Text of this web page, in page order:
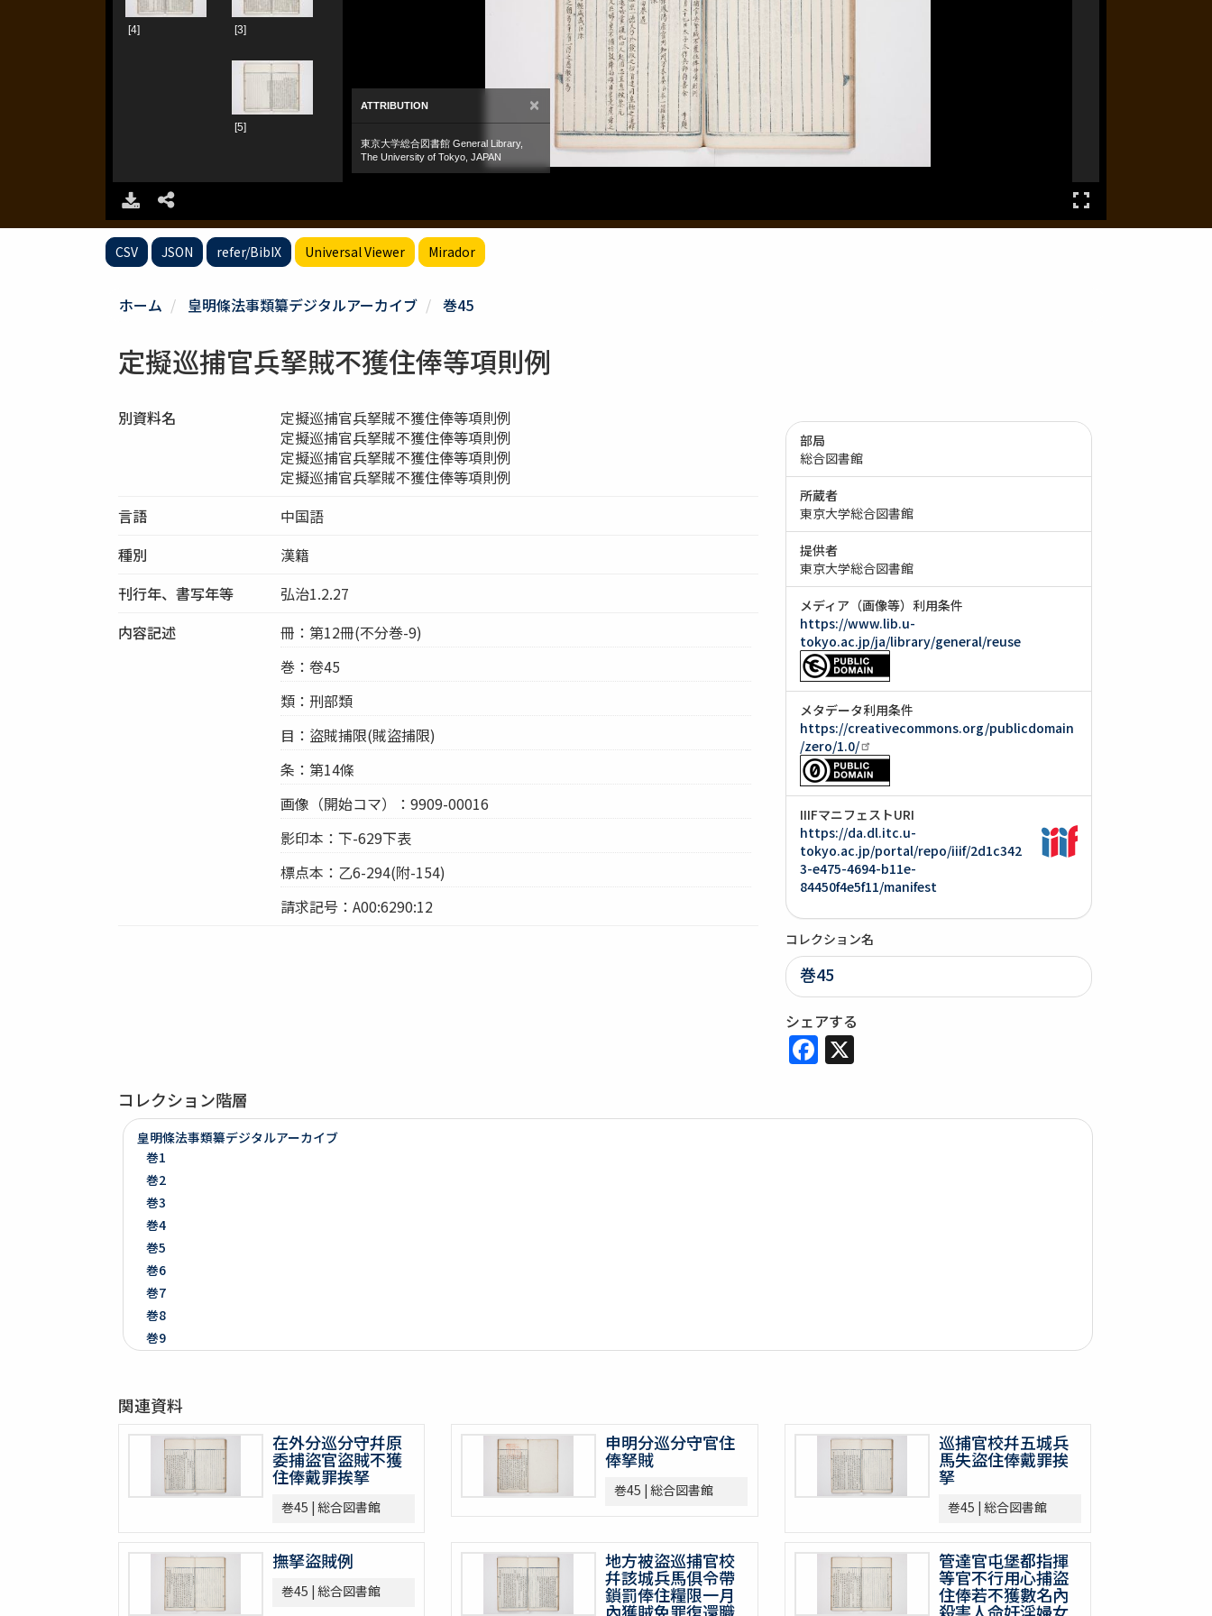
CSV JSON refer/BibIX Universal Viewer Mirador
ホーム 皇明條法事類纂デジタルアーカイブ 巻45
定擬巡捕官兵拏賊不獲住俸等項則例
別資料名
定擬巡捕官兵拏賊不獲住俸等項則例
定擬巡捕官兵拏賊不獲住俸等項則例
定擬巡捕官兵拏賊不獲住俸等項則例
定擬巡捕官兵拏賊不獲住俸等項則例
言語
中国語
種別
漢籍
刊行年、書写年等
弘治1.2.27
内容記述
冊：第12冊(不分巻-9)
巻：卷45
類：刑部類
目：盜賊捕限(賊盜捕限)
条：第14條
画像（開始コマ）：9909-00016
影印本：下-629下表
標点本：乙6-294(附-154)
請求記号：A00:6290:12
部局
総合図書館
所蔵者
東京大学総合図書館
提供者
東京大学総合図書館
メディア（画像等）利用条件
https://www.lib.u-
tokyo.ac.jp/ja/library/general/reuse
メタデータ利用条件
https://creativecommons.org/publicdomain
/zero/1.0/
IIIFマニフェストURI
https://da.dl.itc.u-
tokyo.ac.jp/portal/repo/iiif/2d1c342
3-e475-4694-b11e-
84450f4e5f11/manifest
コレクション名
巻45
シェアする
Facebook
X
コレクション階層
皇明條法事類纂デジタルアーカイブ
巻1
巻2
巻3
巻4
巻5
巻6
巻7
巻8
巻9
巻12
巻13
巻14
巻15
巻16
巻18
巻19
巻20
巻21
関連資料
在外分巡分守幷原
委捕盜官盜賊不獲
住俸戴罪挨拏
巻45 | 総合図書館
申明分巡分守官住
俸拏賊
巻45 | 総合図書館
巡捕官校幷五城兵
馬失盜住俸戴罪挨
拏
巻45 | 総合図書館
撫拏盜賊例
巻45 | 総合図書館
地方被盜巡捕官校
幷該城兵馬俱令帶
鎖罰俸住糧限一月
管達官屯堡都指揮
等官不行用心捕盜
住俸若不獲數名內